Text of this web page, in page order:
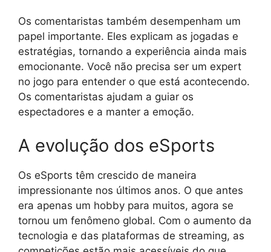
Os comentaristas também desempenham um
papel importante. Eles explicam as jogadas e
estratégias, tornando a experiência ainda mais
emocionante. Você não precisa ser um expert
no jogo para entender o que está acontecendo.
Os comentaristas ajudam a guiar os
espectadores e a manter a emoção.
A evolução dos eSports
Os eSports têm crescido de maneira
impressionante nos últimos anos. O que antes
era apenas um hobby para muitos, agora se
tornou um fenômeno global. Com o aumento da
tecnologia e das plataformas de streaming, as